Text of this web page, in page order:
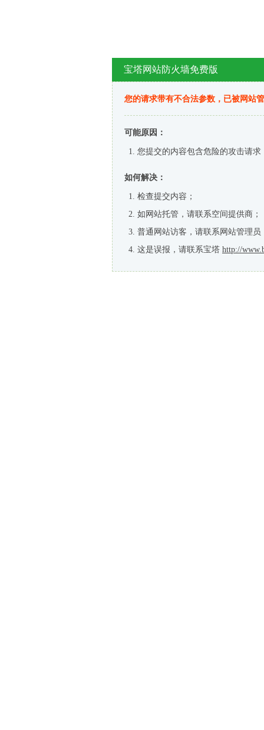
宝塔网站防火墙免费版
您的请求带有不合法参数，已被网站
可能原因：
您提交的内容包含危险的攻击请求
如何解决：
检查提交内容；
如网站托管，请联系空间提供商；
普通网站访客，请联系网站管理员
这是误报，请联系宝塔 http://